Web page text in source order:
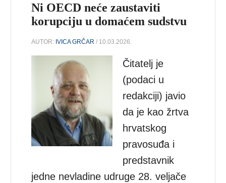
Ni OECD neće zaustaviti
korupciju u domaćem sudstvu
AUTOR: IVICA GRČAR / 10.03.2026.
Čitatelj je
(podaci u
redakciji) javio
da je kao žrtva
hrvatskog
pravosuđa i
predstavnik
jedne nevladine udruge 28. veljače